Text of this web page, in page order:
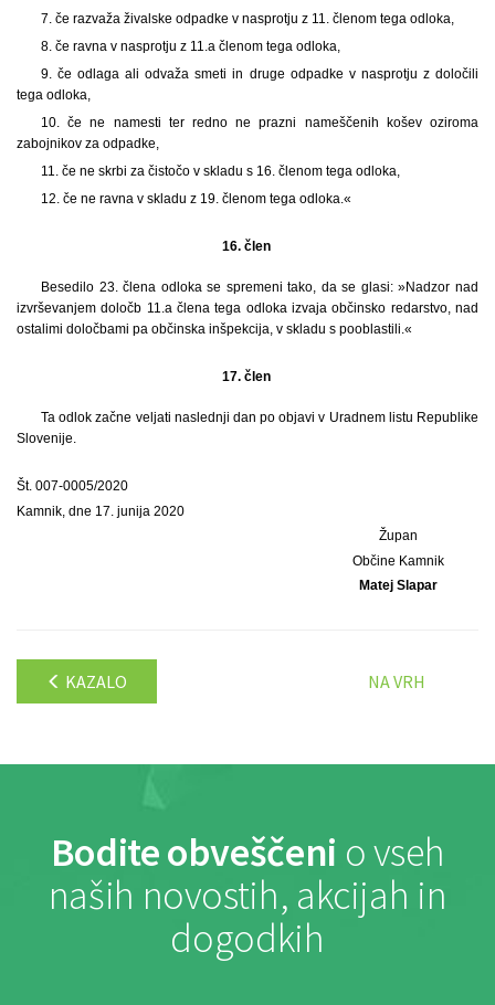
7. če razvaža živalske odpadke v nasprotju z 11. členom tega odloka,
8. če ravna v nasprotju z 11.a členom tega odloka,
9. če odlaga ali odvaža smeti in druge odpadke v nasprotju z določili
tega odloka,
10. če ne namesti ter redno ne prazni nameščenih košev oziroma
zabojnikov za odpadke,
11. če ne skrbi za čistočo v skladu s 16. členom tega odloka,
12. če ne ravna v skladu z 19. členom tega odloka.«
16. člen
Besedilo 23. člena odloka se spremeni tako, da se glasi: »Nadzor nad
izvrševanjem določb 11.a člena tega odloka izvaja občinsko redarstvo, nad
ostalimi določbami pa občinska inšpekcija, v skladu s pooblastili.«
17. člen
Ta odlok začne veljati naslednji dan po objavi v Uradnem listu Republike
Slovenije.
Št. 007-0005/2020
Kamnik, dne 17. junija 2020
Župan
Občine Kamnik
Matej Slapar
KAZALO NA VRH
Bodite obveščeni o vseh
naših novostih, akcijah in
dogodkih